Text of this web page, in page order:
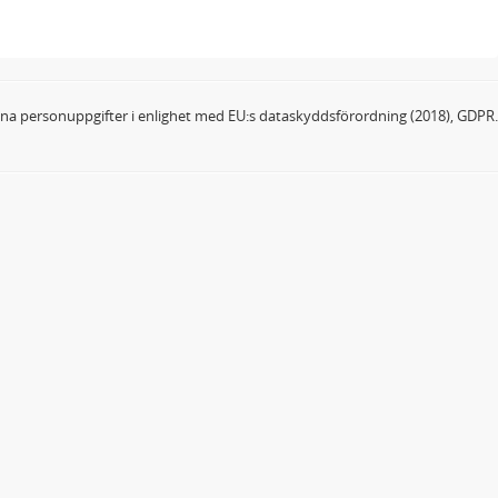
personuppgifter i enlighet med EU:s dataskyddsförordning (2018), GDPR.